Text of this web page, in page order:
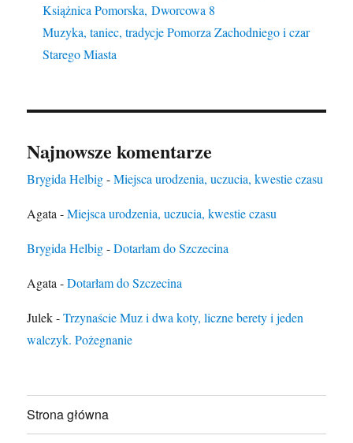
Książnica Pomorska, Dworcowa 8
Muzyka, taniec, tradycje Pomorza Zachodniego i czar
Starego Miasta
Najnowsze komentarze
Brygida Helbig-Miejsca urodzenia, uczucia, kwestie czasu
Agata -Miejsca urodzenia, uczucia, kwestie czasu
Brygida Helbig-Dotarłam do Szczecina
Agata -Dotarłam do Szczecina
Julek-Trzynaście Muz i dwa koty, liczne berety i jeden
walczyk. Pożegnanie
Strona główna